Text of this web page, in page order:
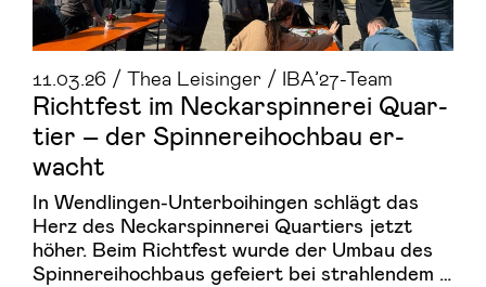
11.03.26 / Thea Leisinger / IBA’27-Team
Richt­fest im Ne­ckar­spin­ne­rei Quar­
tier – der Spin­ne­rei­hoch­bau er­
wacht
In Wendlingen-Unterboihingen schlägt das
Herz des Neckarspinnerei Quartiers jetzt
höher. Beim Richtfest wurde der Umbau des
Spinnereihochbaus gefeiert bei strahlendem …